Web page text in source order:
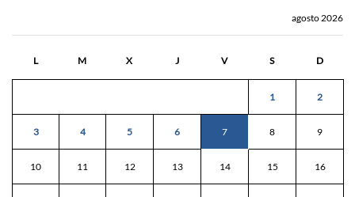
agosto 2026
L M X J V S D
1 2
3 4 5 6 7 8 9
10 11 12 13 14 15 16